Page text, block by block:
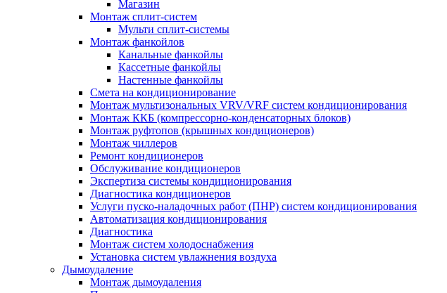
Магазин
Монтаж сплит-систем
Мульти сплит-системы
Монтаж фанкойлов
Канальные фанкойлы
Кассетные фанкойлы
Настенные фанкойлы
Смета на кондиционирование
Монтаж мультизональных VRV/VRF систем кондиционирования
Монтаж ККБ (компрессорно-конденсаторных блоков)
Монтаж руфтопов (крышных кондиционеров)
Монтаж чиллеров
Ремонт кондиционеров
Обслуживание кондиционеров
Экспертиза системы кондиционирования
Диагностика кондиционеров
Услуги пуско-наладочных работ (ПНР) систем кондиционирования
Автоматизация кондиционирования
Диагностика
Монтаж систем холодоснабжения
Установка систем увлажнения воздуха
Дымоудаление
Монтаж дымоудаления